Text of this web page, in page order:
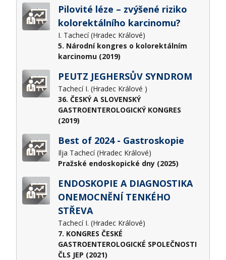
Pilovité léze – zvýšené riziko
kolorektálního karcinomu?
I. Tachecí (Hradec Králové)
5. Národní kongres o kolorektálním
karcinomu (2019)
PEUTZ JEGHERSŮV SYNDROM
Tachecí I. (Hradec Králové )
36. ČESKÝ A SLOVENSKÝ
GASTROENTEROLOGICKÝ KONGRES
(2019)
Best of 2024 - Gastroskopie
Ilja Tachecí (Hradec Králové)
Pražské endoskopické dny (2025)
ENDOSKOPIE A DIAGNOSTIKA
ONEMOCNĚNÍ TENKÉHO
STŘEVA
Tachecí I. (Hradec Králové)
7. KONGRES ČESKÉ
GASTROENTEROLOGICKÉ SPOLEČNOSTI
ČLS JEP (2021)